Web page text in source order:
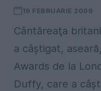
19 FEBRUARIE 2009
Cântăreaţa
a câştigat,
Awards de la
Duffy, care a